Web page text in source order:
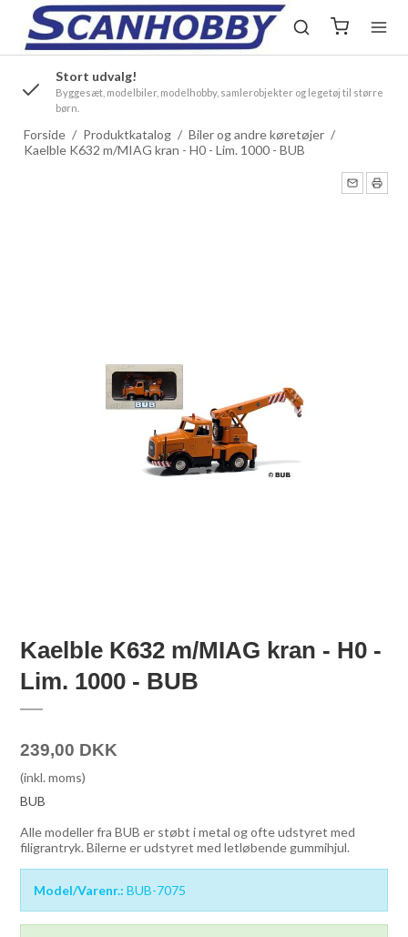
Stort udvalg!
Byggesæt, modelbiler, modelhobby, samlerobjekter og legetøj til større
børn.
Forside / Produktkatalog / Biler og andre køretøjer /
Kaelble K632 m/MIAG kran - H0 - Lim. 1000 - BUB
Kaelble K632 m/MIAG kran - H0 -
Lim. 1000 - BUB
239,00 DKK
(inkl. moms)
BUB
Alle modeller fra BUB er støbt i metal og ofte udstyret med
filigrantryk. Bilerne er udstyret med letløbende gummihjul.
Model/Varenr.: BUB-7075